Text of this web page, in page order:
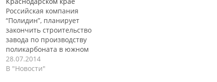
Российская компания
“Полидин”, планирует
закончить строительство
завода по производству
поликарбоната в южном
регионе Краснодарского
края в августе 2015 года.
28.07.2014
В "Новости"